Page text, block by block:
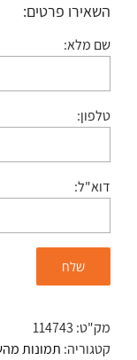
השאירו פרטים:
שם מלא:
טלפון:
דוא"ל:
מק"ט: 114743
קטגוריה: תמונות